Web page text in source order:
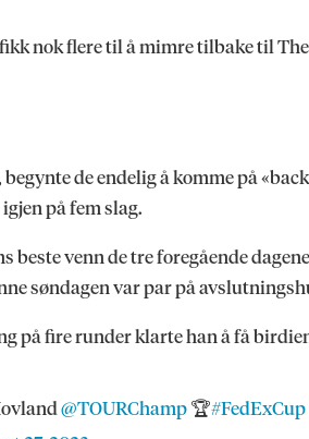
nok flere til å mimre tilbake til
de endelig å komme på
på fem slag.
venn de tre foregående
søndagen var par på
på fire runder klarte han å få
@TOURChamp 🏆#FedExCup